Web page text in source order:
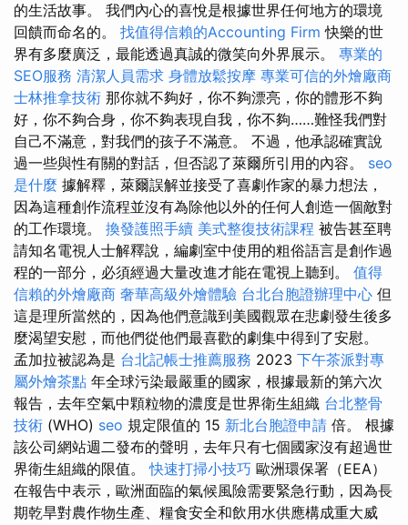
的生活故事。 我們內心的喜悅是根據世界任何地方的環境
回饋而命名的。 找值得信賴的Accounting Firm 快樂的世
界有多麼廣泛，最能透過真誠的微笑向外界展示。 專業的
SEO服務 清潔人員需求 身體放鬆按摩 專業可信的外燴廠商
士林推拿技術 那你就不夠好，你不夠漂亮，你的體形不夠
好，你不夠合身，你不夠表現自我，你不夠……難怪我們對
自己不滿意，對我們的孩子不滿意。 不過，他承認確實說
過一些與性有關的對話，但否認了萊爾所引用的內容。 seo
是什麼 據解釋，萊爾誤解並接受了喜劇作家的暴力想法，
因為這種創作流程並沒有為除他以外的任何人創造一個敵對
的工作環境。 換發護照手續 美式整復技術課程 被告甚至聘
請知名電視人士解釋說，編劇室中使用的粗俗語言是創作過
程的一部分，必須經過大量改進才能在電視上聽到。 值得
信賴的外燴廠商 奢華高級外燴體驗 台北台胞證辦理中心 但
這是理所當然的，因為他們意識到美國觀眾在悲劇發生後多
麼渴望安慰，而他們從他們最喜歡的劇集中得到了安慰。
孟加拉被認為是 台北記帳士推薦服務 2023 下午茶派對專
屬外燴茶點 年全球污染最嚴重的國家，根據最新的第六次
報告，去年空氣中顆粒物的濃度是世界衛生組織 台北整骨
技術 (WHO) seo 規定限值的 15 新北台胞證申請 倍。 根據
該公司網站週二發布的聲明，去年只有七個國家沒有超過世
界衛生組織的限值。快速打掃小技巧 歐洲環保署（EEA）
在報告中表示，歐洲面臨的氣候風險需要緊急行動，因為長
期乾旱對農作物生產、糧食安全和飲用水供應構成重大威